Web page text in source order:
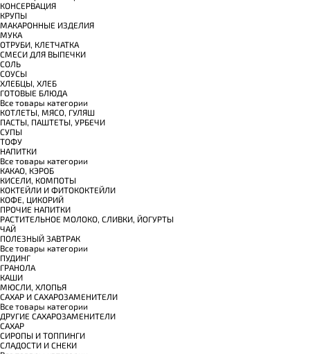
КОНСЕРВАЦИЯ
КРУПЫ
МАКАРОННЫЕ ИЗДЕЛИЯ
МУКА
ОТРУБИ, КЛЕТЧАТКА
СМЕСИ ДЛЯ ВЫПЕЧКИ
СОЛЬ
СОУСЫ
ХЛЕБЦЫ, ХЛЕБ
ГОТОВЫЕ БЛЮДА
Все товары категории
КОТЛЕТЫ, МЯСО, ГУЛЯШ
ПАСТЫ, ПАШТЕТЫ, УРБЕЧИ
СУПЫ
ТОФУ
НАПИТКИ
Все товары категории
КАКАО, КЭРОБ
КИСЕЛИ, КОМПОТЫ
КОКТЕЙЛИ И ФИТОКОКТЕЙЛИ
КОФЕ, ЦИКОРИЙ
ПРОЧИЕ НАПИТКИ
РАСТИТЕЛЬНОЕ МОЛОКО, СЛИВКИ, ЙОГУРТЫ
ЧАЙ
ПОЛЕЗНЫЙ ЗАВТРАК
Все товары категории
ПУДИНГ
ГРАНОЛА
КАШИ
МЮСЛИ, ХЛОПЬЯ
САХАР И САХАРОЗАМЕНИТЕЛИ
Все товары категории
ДРУГИЕ САХАРОЗАМЕНИТЕЛИ
САХАР
СИРОПЫ И ТОППИНГИ
СЛАДОСТИ И СНЕКИ